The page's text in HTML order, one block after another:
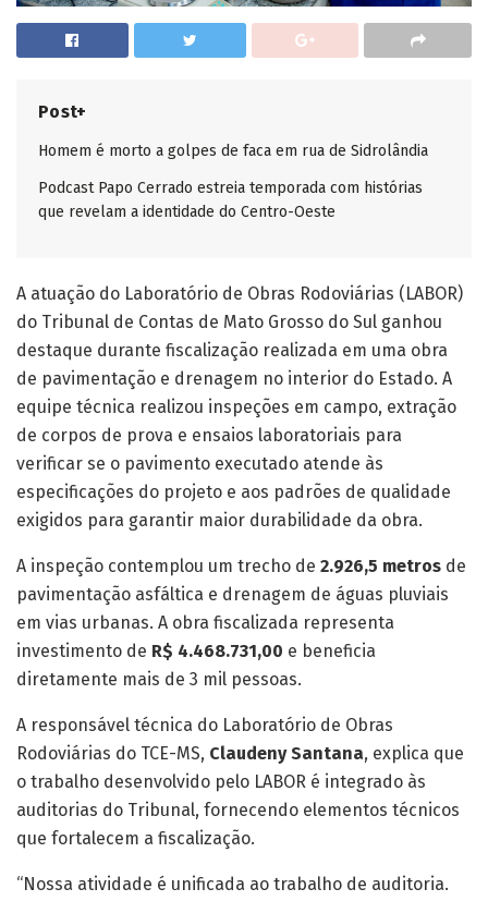
Post+
Homem é morto a golpes de faca em rua de Sidrolândia
Podcast Papo Cerrado estreia temporada com histórias
que revelam a identidade do Centro-Oeste
A atuação do Laboratório de Obras Rodoviárias (LABOR)
do Tribunal de Contas de Mato Grosso do Sul ganhou
destaque durante fiscalização realizada em uma obra
de pavimentação e drenagem no interior do Estado. A
equipe técnica realizou inspeções em campo, extração
de corpos de prova e ensaios laboratoriais para
verificar se o pavimento executado atende às
especificações do projeto e aos padrões de qualidade
exigidos para garantir maior durabilidade da obra.
A inspeção contemplou um trecho de 2.926,5 metros de
pavimentação asfáltica e drenagem de águas pluviais
em vias urbanas. A obra fiscalizada representa
investimento de R$ 4.468.731,00 e beneficia
diretamente mais de 3 mil pessoas.
A responsável técnica do Laboratório de Obras
Rodoviárias do TCE-MS, Claudeny Santana, explica que
o trabalho desenvolvido pelo LABOR é integrado às
auditorias do Tribunal, fornecendo elementos técnicos
que fortalecem a fiscalização.
“Nossa atividade é unificada ao trabalho de auditoria.